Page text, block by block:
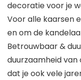
decoratie voor je
Voor alle kaarsen
en om de
Betrouwbaar &
duurzaamheid
dat je ook vele